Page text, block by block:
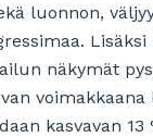
luonnon,
näkymät
kasvavan